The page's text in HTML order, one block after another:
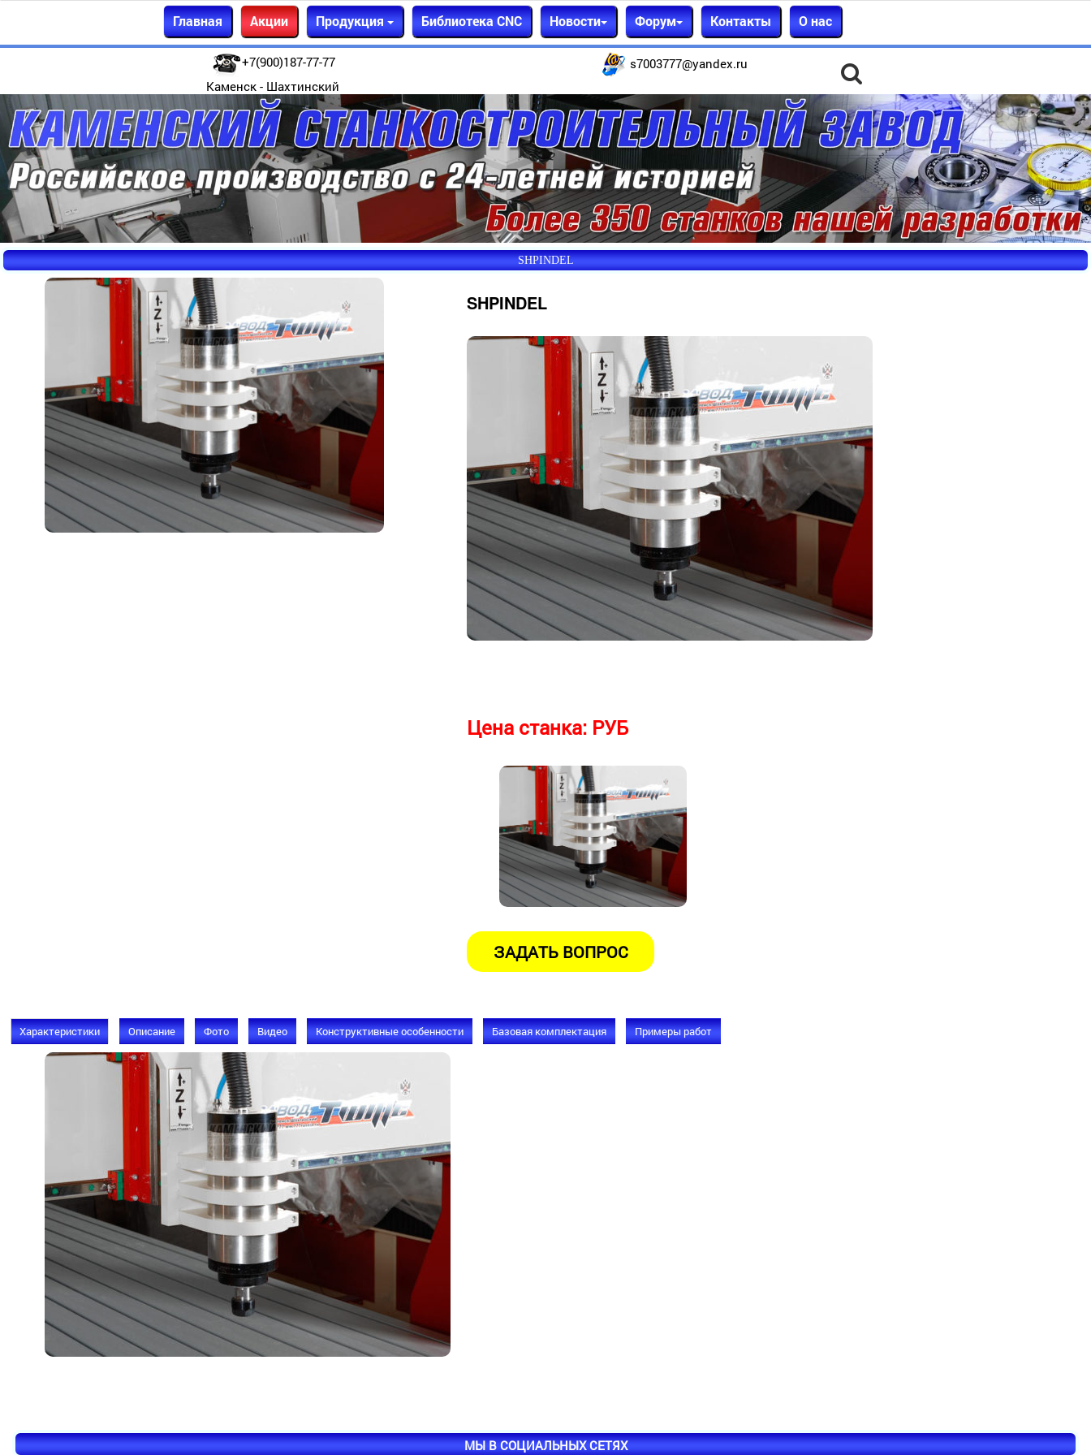
Главная Акции Продукция Библиотека CNC Новости Форум Контакты О нас
+7(900)187-77-77
Каменск - Шахтинский
s7003777@yandex.ru
SHPINDEL
SHPINDEL
Цена станка: РУБ
Характеристики Описание Фото Видео Конструктивные особенности Базовая комплектация Примеры работ
МЫ В СОЦИАЛЬНЫХ СЕТЯХ